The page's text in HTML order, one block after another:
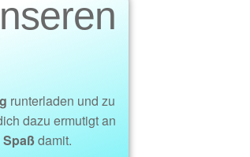
runterladen und zu
dazu ermutigt an
damit.